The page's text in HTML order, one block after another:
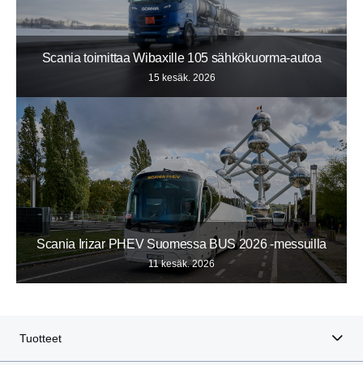
Scania toimittaa Wibaxille 105 sähkökuorma-autoa
15 kesäk. 2026
Scania Irizar PHEV Suomessa BUS 2026 -messuilla
11 kesäk. 2026
Tuotteet